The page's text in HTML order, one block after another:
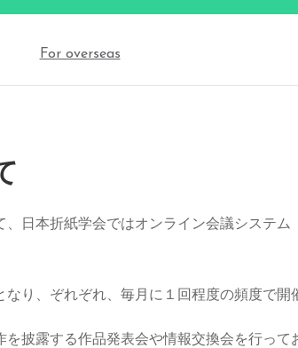
For overseas
日本折紙学会ではオンライン会議システム
り、ぞれぞれ、毎月に１回程度の頻度で開
披露する作品発表会や情報交換会を行って